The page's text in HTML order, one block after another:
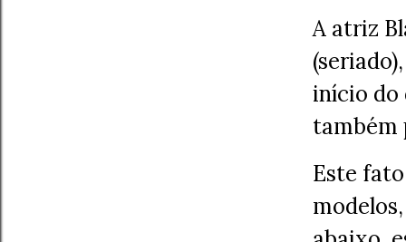
A atriz
início do
também
Este